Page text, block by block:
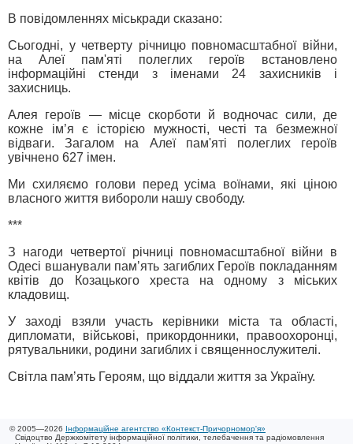
В повідомленнях міськради сказано:
Сьогодні, у четверту річницю повномасштабної війни,
на Алеї пам'яті полеглих героїв встановлено
інформаційні стенди з іменами 24 захисників і
захисниць.
Алея героїв — місце скорботи й водночас сили, де
кожне ім’я є історією мужності, честі та безмежної
відваги. Загалом на Алеї пам'яті полеглих героїв
увічнено 627 імен.
Ми схиляємо голови перед усіма воїнами, які ціною
власного життя вибороли нашу свободу.
***
З нагоди четвертої річниці повномасштабної війни в
Одесі вшанували памʼять загиблих Героїв покладанням
квітів до Козацького хреста на одному з міських
кладовищ.
У заході взяли участь керівники міста та області,
дипломати, військові, прикордонники, правоохоронці,
рятувальники, родини загиблих і священнослужителі.
Світла памʼять Героям, що віддали життя за Україну.
© 2005—2026 Інформаційне агентство «Контекст-Причорномор'я»
Свідоцтво Держкомітету інформаційної політики, телебачення та радіомовлення